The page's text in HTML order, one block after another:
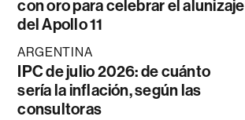
con oro para celebrar el alunizaje
del Apollo 11
ARGENTINA
IPC de julio 2026: de cuánto
sería la inflación, según las
consultoras